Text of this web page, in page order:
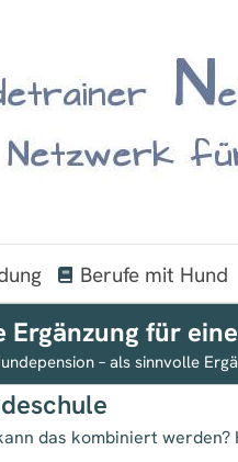
Berufe mit Hund
für
– als sinnvolle
das kombiniert